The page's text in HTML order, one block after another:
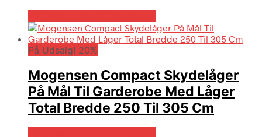
På Udsalg! 20%
Mogensen Compact Skydelåger
På Mål Til Garderobe Med Låger
Total Bredde 250 Til 305 Cm